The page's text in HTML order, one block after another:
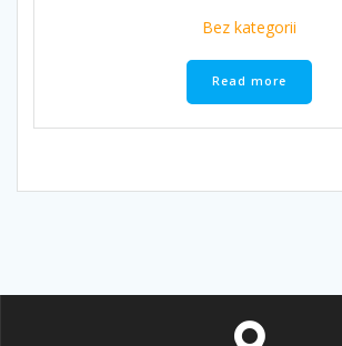
Bez kategorii
Read more